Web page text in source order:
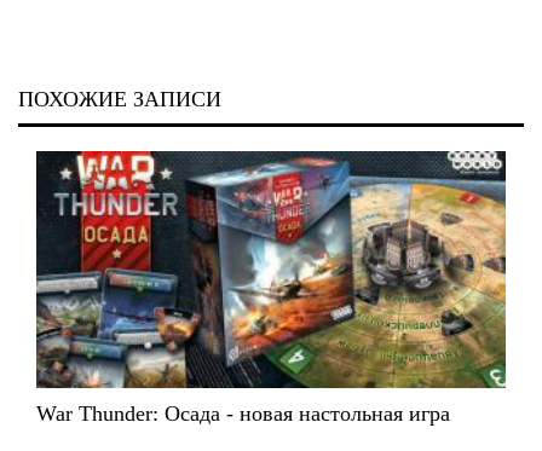
ПОХОЖИЕ ЗАПИСИ
War Thunder: Осада - новая настольная игра